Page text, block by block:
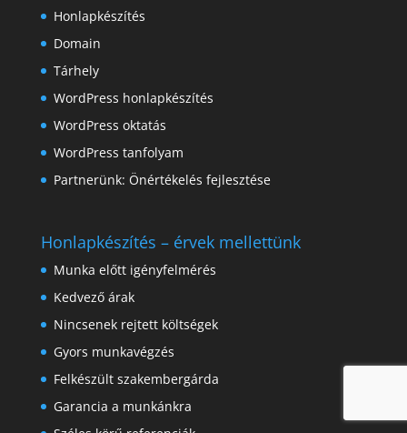
Honlapkészítés
Domain
Tárhely
WordPress honlapkészítés
WordPress oktatás
WordPress tanfolyam
Partnerünk: Önértékelés fejlesztése
Honlapkészítés – érvek mellettünk
Munka előtt igényfelmérés
Kedvező árak
Nincsenek rejtett költségek
Gyors munkavégzés
Felkészült szakembergárda
Garancia a munkánkra